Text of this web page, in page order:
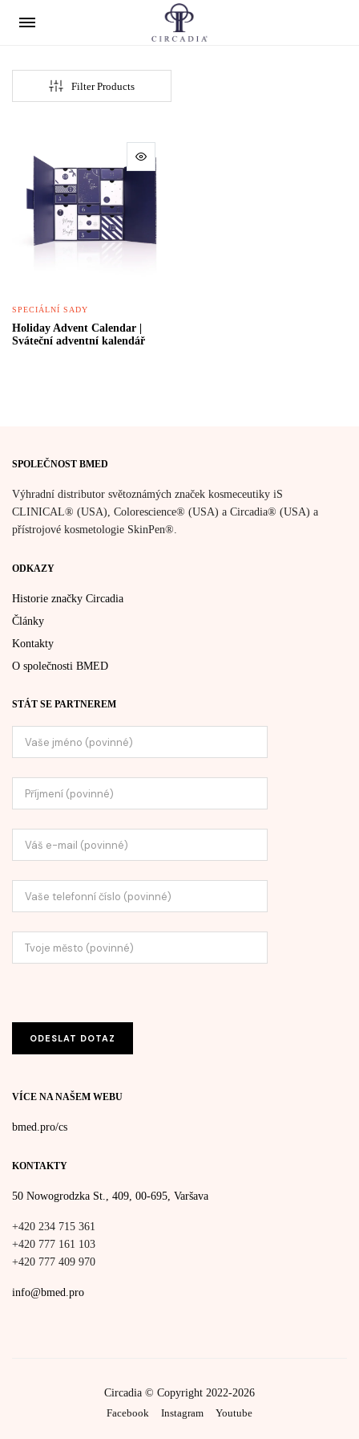
Filter Products
SPECIÁLNÍ SADY
Holiday Advent Calendar |
Sváteční adventní kalendář
SPOLEČNOST BMED
Výhradní distributor světoznámých značek kosmeceutiky iS
CLINICAL® (USA), Colorescience® (USA) a Circadia® (USA) a
přístrojové kosmetologie SkinPen®.
ODKAZY
Historie značky Circadia
Články
Kontakty
O společnosti BMED
STÁT SE PARTNEREM
VÍCE NA NAŠEM WEBU
bmed.pro/cs
KONTAKTY
50 Nowogrodzka St., 409, 00-695, Varšava
+420 234 715 361
+420 777 161 103
+420 777 409 970
info@bmed.pro
Circadia © Copyright 2022-2026
Facebook
Instagram Youtube